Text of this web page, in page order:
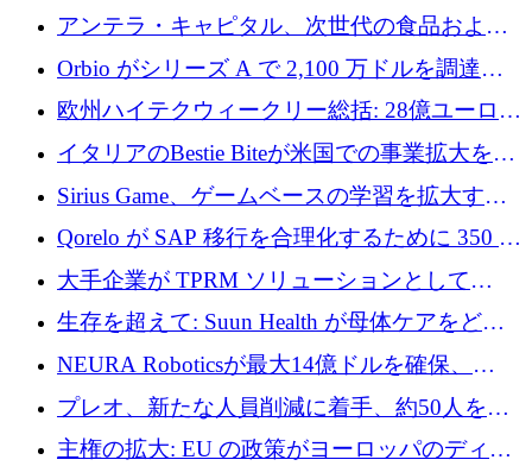
者補助金で 10 周年を迎える
アンテラ・キャピタル、次世代の食品および
アグリテクノロジーのイノベーションを支援
するファンド III の初回クローズ額が 1 億ドル
に到達
Orbio がシリーズ A で 2,100 万ドルを調達、
AI 労働力管理を世界の最前線の労働者に提供
欧州ハイテクウィークリー総括: 28億ユーロの
取引と5月のハイライト
イタリアのBestie Biteが米国での事業拡大を加
速するために150万ユーロを調達
Sirius Game、ゲームベースの学習を拡大する
ために 130 万ユーロの資金調達を完了
Qorelo が SAP 移行を合理化するために 350 万
ドルを調達
大手企業が TPRM ソリューションとして
Vanta を選択する理由
生存を超えて: Suun Health が母体ケアをどの
ように再考しているか
NEURA Roboticsが最大14億ドルを確保、
Bending Spoonsが米国IPOを申請、英国首相が
4億ポンドのチップ計画を発表
プレオ、新たな人員削減に着手、約50人を解
雇
主権の拡大: EU の政策がヨーロッパのディー